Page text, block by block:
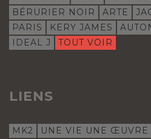
BÉRURIER NOIR
ARTE
PARIS
KERY JAMES
IDEAL J
TOUT VOIR
LIENS
MK2 UNE VIE UNE ŒUVRE